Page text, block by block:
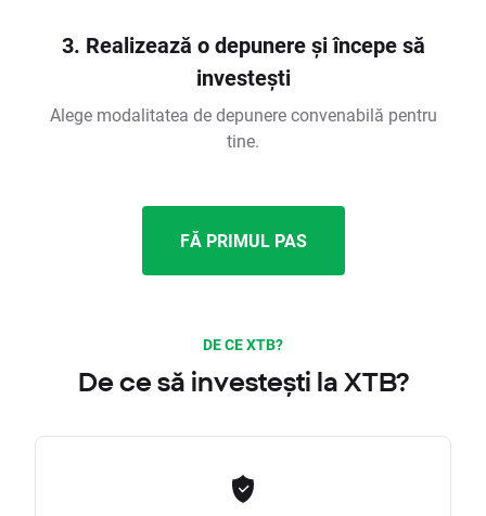
3. Realizează o depunere și începe să
investești
Alege modalitatea de depunere convenabilă pentru
tine.
FĂ PRIMUL PAS
DE CE XTB?
De ce să investești la XTB?